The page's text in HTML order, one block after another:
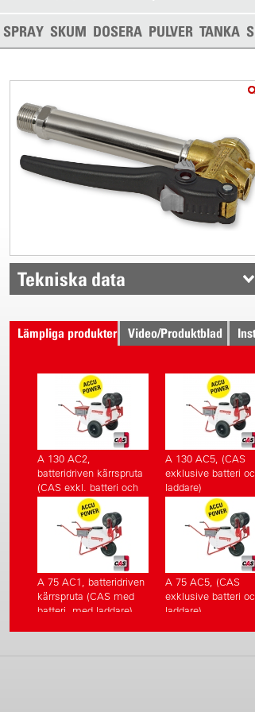
SPRAY SKUM DOSERA PULVER TANKA
Tekniska data
Lämpliga produkter Video/Produktblad
A 130 AC2,
batteridriven kärrspruta
(CAS exkl. batteri och
A 130 AC5, (CAS
exklusive batteri
laddare)
A 75 AC1, batteridriven
kärrspruta (CAS med
batteri, med laddare)
A 75 AC5, (CAS
exklusive batteri
laddare)